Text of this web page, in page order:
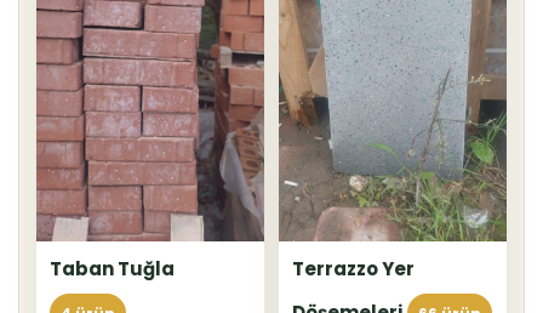
Taban Tuğla
Terrazzo Yer